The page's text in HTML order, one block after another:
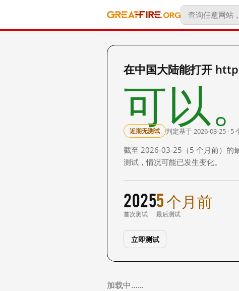
在中国大陆能打开
可以。
近期无测试 判定基于 2026-03-25 · 5
截至 2026-03-25（5 个月前）的
测试，情况可能已发生变化。
2025
首次测试
5 个月前
最后测试
立即测试
加载中……